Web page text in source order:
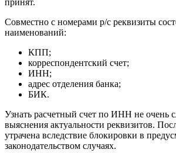
Депозиты организаций, открытые в
могут обладать иной структурой. Она
российские стандарты или же
других принципах. Наиболее часто
На территории РФ его пока не
зарубежных странах, таких как Беларусь
принят.
Совместно с номерами р/с реквизиты
наименований:
КПП;
корреспондентский счет;
ИНН;
адрес отделения банка;